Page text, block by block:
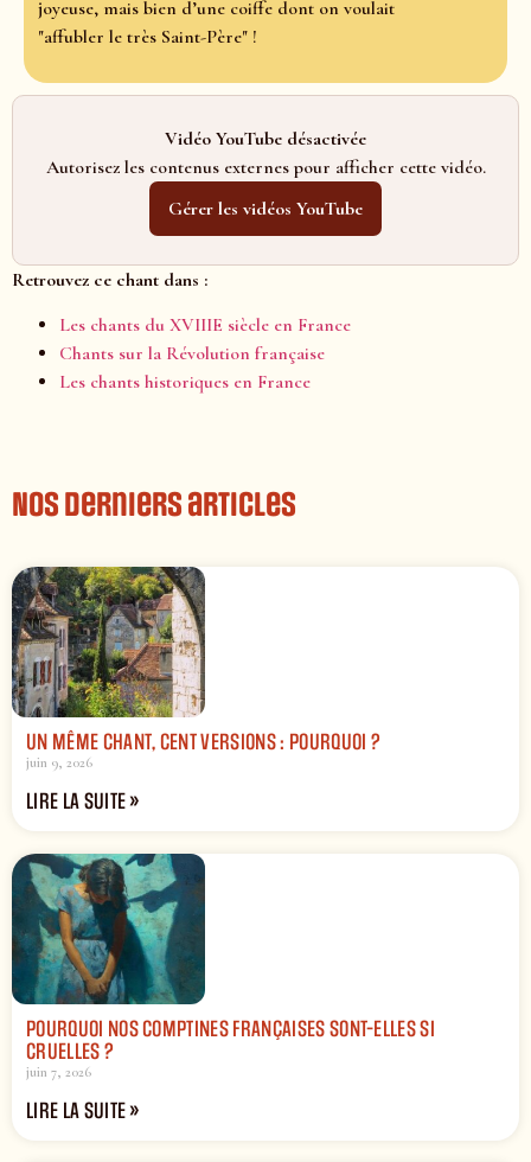
joyeuse, mais bien d’une coiffe dont on voulait
"affubler le très Saint-Père" !
Vidéo YouTube désactivée
Autorisez les contenus externes pour afficher cette vidéo.
Gérer les vidéos YouTube
Retrouvez ce chant dans :
Les chants du XVIIIE siècle en France
Chants sur la Révolution française
Les chants historiques en France
Nos derniers articles
UN MÊME CHANT, CENT VERSIONS : POURQUOI ?
juin 9, 2026
LIRE LA SUITE »
POURQUOI NOS COMPTINES FRANÇAISES SONT-ELLES SI
CRUELLES ?
juin 7, 2026
LIRE LA SUITE »